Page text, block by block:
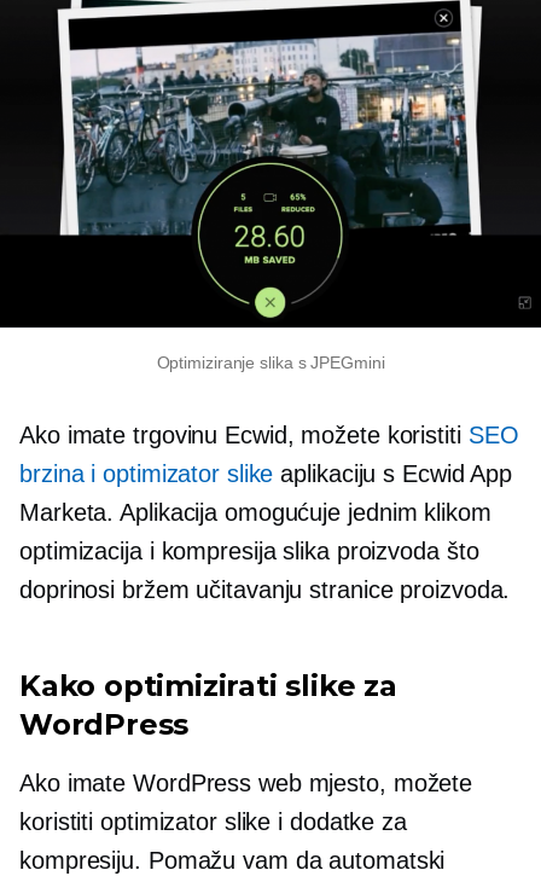
Optimiziranje slika s JPEGmini
Ako imate trgovinu Ecwid, možete koristiti SEO
brzina i optimizator slike aplikaciju s Ecwid App
Marketa. Aplikacija omogućuje jednim klikom
optimizacija i kompresija slika proizvoda što
doprinosi bržem učitavanju stranice proizvoda.
Kako optimizirati slike za
WordPress
Ako imate WordPress web mjesto, možete
koristiti optimizator slike i dodatke za
kompresiju. Pomažu vam da automatski